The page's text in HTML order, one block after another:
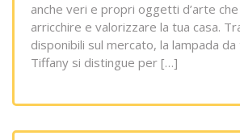
anche veri e propri oggetti d’arte
arricchire e valorizzare la tua casa.
disponibili sul mercato, la lampada
Tiffany si distingue per […]